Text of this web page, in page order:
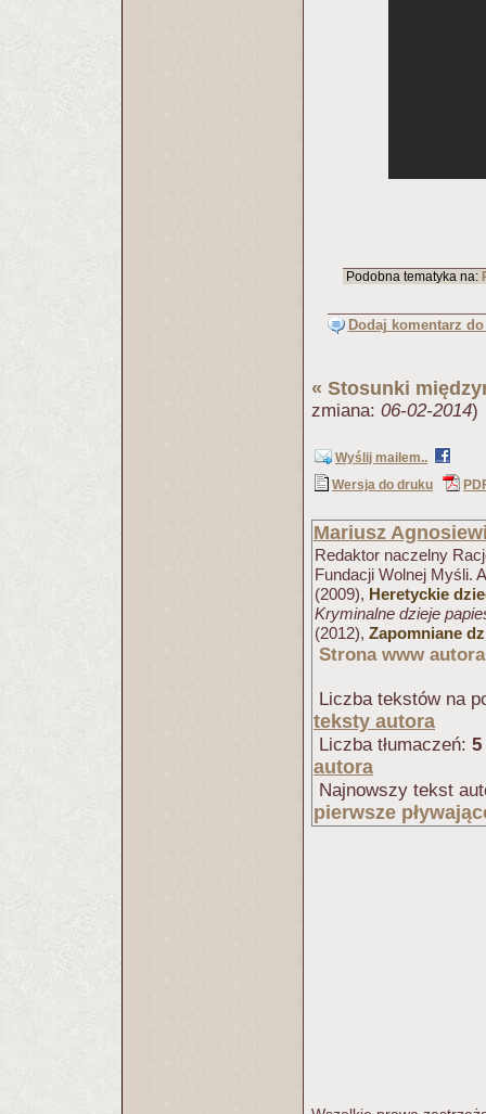
Podobna tematyka na:
Dodaj komentarz
« Stosunki
zmiana: 06-02-2014)
Wyślij mailem..
Wersja do druku
Mariusz
Redaktor naczelny
Fundacji Wolnej Myśli.
(2009), Heretyckie
Kryminalne dzieje
(2012), Zapomniane
Strona www autora
Liczba tekstów na
teksty autora
Liczba tłumaczeń: 5
autora
Najnowszy tekst
pierwsze